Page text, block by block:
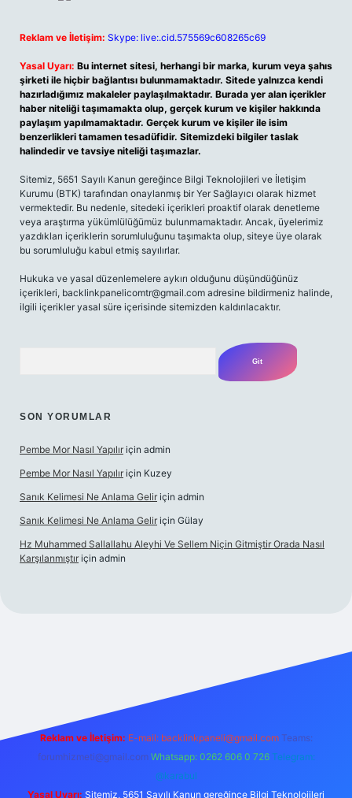
Reklam ve İletişim: Skype: live:.cid.575569c608265c69
Yasal Uyarı: Bu internet sitesi, herhangi bir marka, kurum veya şahıs
şirketi ile hiçbir bağlantısı bulunmamaktadır. Sitede yalnızca kendi
hazırladığımız makaleler paylaşılmaktadır. Burada yer alan içerikler
haber niteliği taşımamakta olup, gerçek kurum ve kişiler hakkında
paylaşım yapılmamaktadır. Gerçek kurum ve kişiler ile isim
benzerlikleri tamamen tesadüfidir. Sitemizdeki bilgiler taslak
halindedir ve tavsiye niteliği taşımazlar.
Sitemiz, 5651 Sayılı Kanun gereğince Bilgi Teknolojileri ve İletişim
Kurumu (BTK) tarafından onaylanmış bir Yer Sağlayıcı olarak hizmet
vermektedir. Bu nedenle, sitedeki içerikleri proaktif olarak denetleme
veya araştırma yükümlülüğümüz bulunmamaktadır. Ancak, üyelerimiz
yazdıkları içeriklerin sorumluluğunu taşımakta olup, siteye üye olarak
bu sorumluluğu kabul etmiş sayılırlar.
Hukuka ve yasal düzenlemelere aykırı olduğunu düşündüğünüz
içerikleri, backlinkpanelicomtr@gmail.com adresine bildirmeniz halinde,
ilgili içerikler yasal süre içerisinde sitemizden kaldırılacaktır.
SON YORUMLAR
Pembe Mor Nasıl Yapılır için admin
Pembe Mor Nasıl Yapılır için Kuzey
Sanık Kelimesi Ne Anlama Gelir için admin
Sanık Kelimesi Ne Anlama Gelir için Gülay
Hz Muhammed Sallallahu Aleyhi Ve Sellem Niçin Gitmiştir Orada Nasıl
Karşılanmıştır için admin
Reklam ve İletişim: E-mail: backlinkpaneli@gmail.com Teams:
forumhizmeti@gmail.com Whatsapp: 0262 606 0 726 Telegram:
@karabul
Yasal Uyarı: Sitemiz, 5651 Sayılı Kanun gereğince Bilgi Teknolojileri